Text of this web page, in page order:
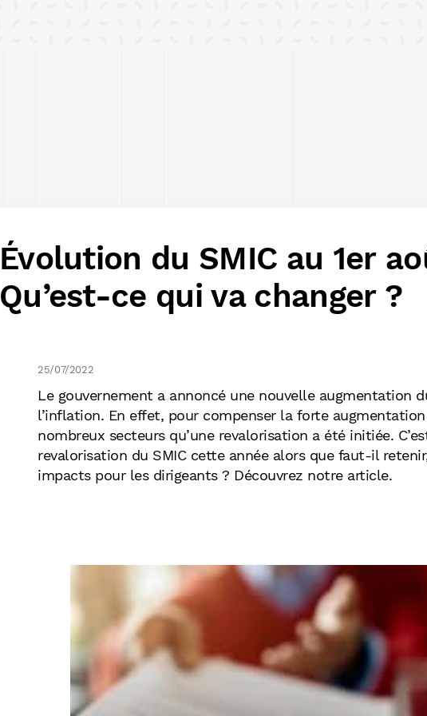
Évolution du SMIC au 1er
Qu’est-ce qui va changer ?
25/07/2022
Le gouvernement a annoncé une nouvelle augmentation
l’inflation. En effet, pour compenser la forte
nombreux secteurs qu’une revalorisation a été initiée.
revalorisation du SMIC cette année alors que faut-il
impacts pour les dirigeants ? Découvrez notre article.